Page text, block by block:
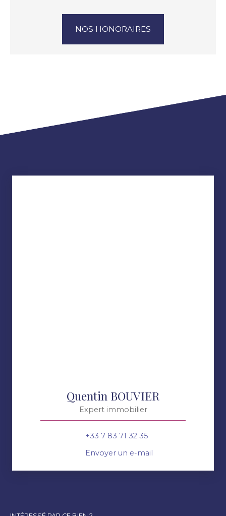
NOS HONORAIRES
Quentin BOUVIER
Expert immobilier
+33 7 83 71 32 35
Envoyer un e-mail